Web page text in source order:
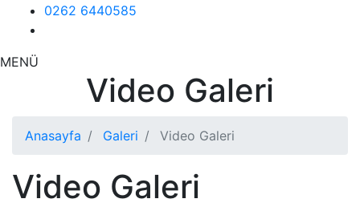
0262 6440585
MENÜ
Video Galeri
Anasayfa Galeri Video Galeri
Video Galeri